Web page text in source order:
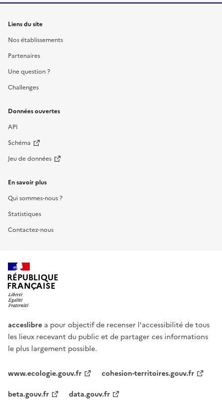
Liens du site
Nos établissements
Partenaires
Une question ?
Challenges
Données ouvertes
API
Schéma
Jeu de données
En savoir plus
Qui sommes-nous ?
Statistiques
Contactez-nous
RÉPUBLIQUE
FRANÇAISE
acceslibre a pour objectif de recenser l'accessibilité de tous
les lieux recevant du public et de partager ces informations
le plus largement possible.
www.ecologie.gouv.fr
cohesion-territoires.gouv.fr
beta.gouv.fr
data.gouv.fr